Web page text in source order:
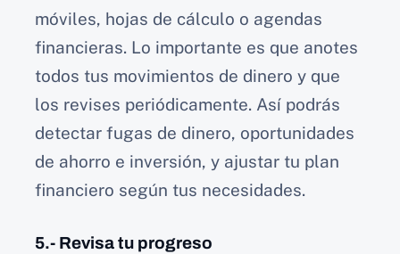
móviles, hojas de cálculo o agendas
financieras. Lo importante es que anotes
todos tus movimientos de dinero y que
los revises periódicamente. Así podrás
detectar fugas de dinero, oportunidades
de ahorro e inversión, y ajustar tu plan
financiero según tus necesidades.
5.- Revisa tu progreso